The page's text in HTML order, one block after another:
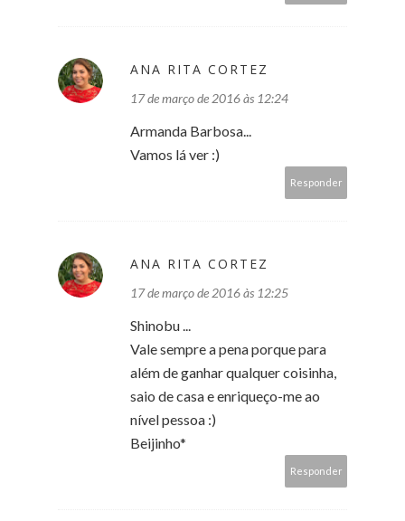
ANA RITA CORTEZ
17 de março de 2016 às 12:24
Armanda Barbosa...
Vamos lá ver :)
Responder
ANA RITA CORTEZ
17 de março de 2016 às 12:25
Shinobu ...
Vale sempre a pena porque para
além de ganhar qualquer coisinha,
saio de casa e enriqueço-me ao
nível pessoa :)
Beijinho*
Responder